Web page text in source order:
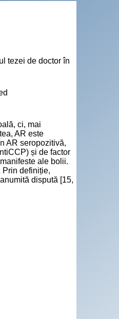
tezei de doctor în
ci, mai
AR este
AR seropozitivă,
și de factor
ale bolii.
Prin definiție,
dispută [15,